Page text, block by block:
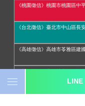
LINE
《桃園徵信》桃園市桃園區中
《台北徵信》臺北市中山區長
《高雄徵信》高雄市苓雅區建
《台中徵信》台中市西區台灣